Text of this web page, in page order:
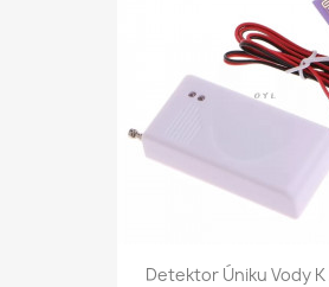
Detektor Úniku Vody K